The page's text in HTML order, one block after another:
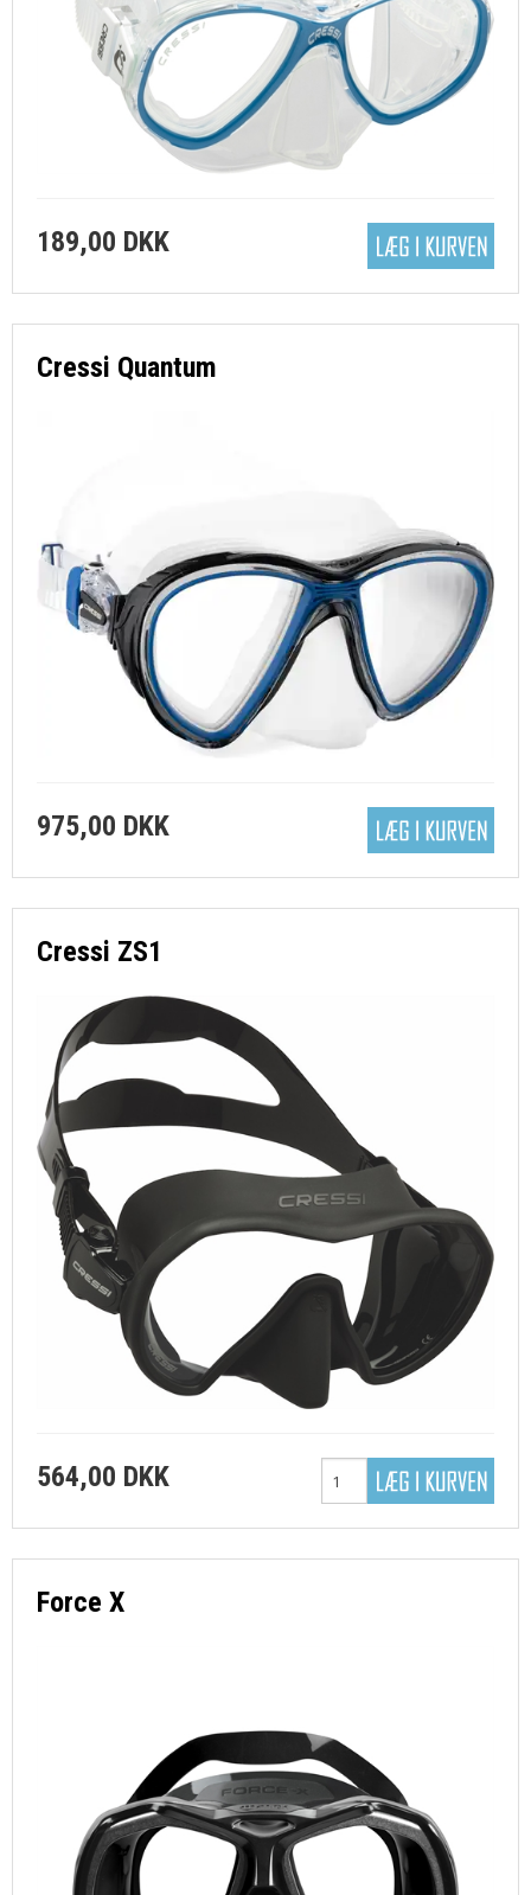
189,00 DKK
Cressi Quantum
975,00 DKK
Cressi ZS1
564,00 DKK
Force X